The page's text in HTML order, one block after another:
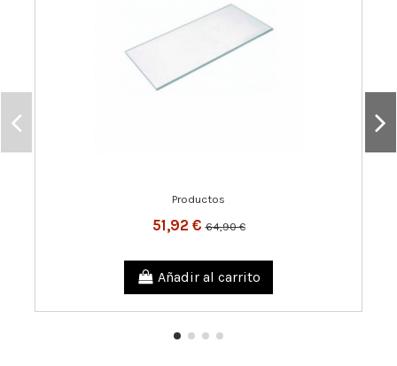
Productos
51,92 €64,90 €
Añadir al carrito